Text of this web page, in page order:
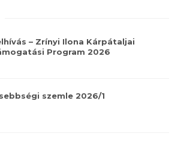
– Zrínyi Ilona Kárpátaljai
Program 2026
szemle 2026/1